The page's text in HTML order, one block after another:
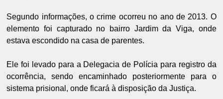
Segundo informações, o crime ocorreu no ano de 2013. O
elemento foi capturado no bairro Jardim da Viga, onde
estava escondido na casa de parentes.
Ele foi levado para a Delegacia de Polícia para registro da
ocorrência, sendo encaminhado posteriormente para o
sistema prisional, onde ficará à disposição da Justiça.